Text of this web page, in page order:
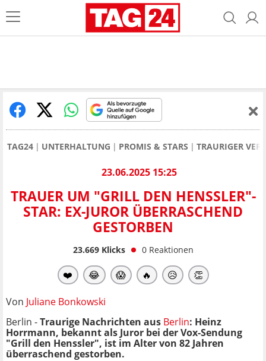
TAG24 UNTERHALTUNG PROMIS & STARS TRAURIGER
23.06.2025 15:25
TRAUER UM "GRILL DEN HENSSLER"-
STAR: EX-JUROR ÜBERRASCHEND
GESTORBEN
23.669Klicks 0 Reaktionen
❤️ 😂 😱 🔥 😥 👏
Von Juliane Bonkowski
Berlin -Traurige Nachrichten aus Berlin: Heinz
Horrmann, bekannt als Juror bei der Vox-Sendung
"Grill den Henssler", ist im Alter von 82 Jahren
überraschend gestorben.